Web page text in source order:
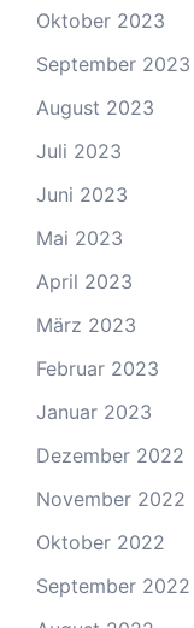
Oktober 2023
September 2023
August 2023
Juli 2023
Juni 2023
Mai 2023
April 2023
März 2023
Februar 2023
Januar 2023
Dezember 2022
November 2022
Oktober 2022
September 2022